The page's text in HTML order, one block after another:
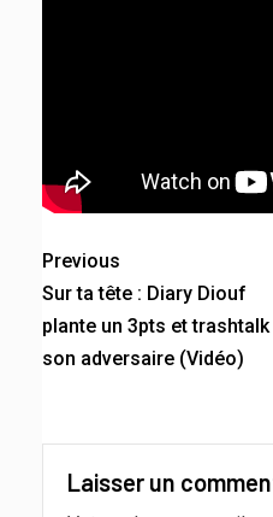
Previous
Sur ta tête : Diary Diouf
plante un 3pts et trashtalk
son adversaire (Vidéo)
Laisser un